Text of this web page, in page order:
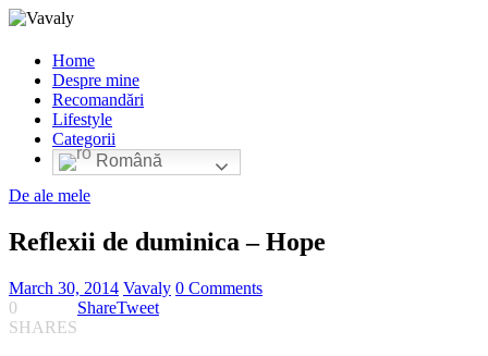
Home
Despre mine
Recomandări
Lifestyle
Categorii
Română
De ale mele
Reflexii de duminica – Hope
March 30, 2014 Vavaly 0 Comments
0
SHARES
ShareTweet